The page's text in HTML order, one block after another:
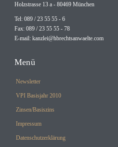
Holzstrasse 13 a - 80469 München
Tel: 089 / 23 55 55 - 6
Fax: 089 / 23 55 55 - 78
E-mail: kanzlei@hbrechtsanwaelte.com
Menü
Newsletter
VPI Basisjahr 2010
Zinsen/Basiszins
Impressum
Datenschutzerklärung